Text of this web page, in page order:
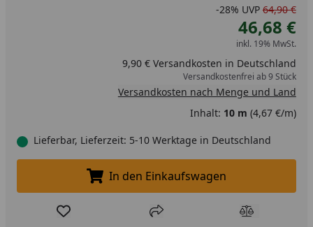
-28% UVP 64,90 €
46,68 €
inkl. 19% MwSt.
9,90 € Versandkosten in Deutschland
Versandkostenfrei ab 9 Stück
Versandkosten nach Menge und Land
Inhalt: 10 m (4,67 €/m)
Lieferbar, Lieferzeit: 5-10 Werktage in Deutschland
In den Einkaufswagen legen
In den Einkaufswagen
Produkt zur Wunschliste hinzufügen
Teilen Produkt